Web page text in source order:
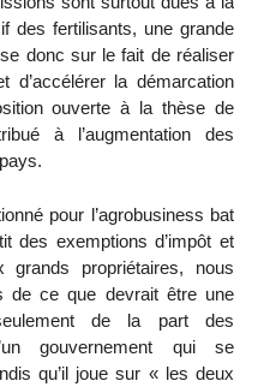
des fertilisants, une grande
donc sur le fait de réaliser
d’accélérer la démarcation
ouverte à la thèse de
à l’augmentation des
pour l’agrobusiness bat
des exemptions d’impôt et
grands propriétaires, nous
de ce que devrait être une
de la part des
gouvernement qui se
qu’il joue sur « les deux